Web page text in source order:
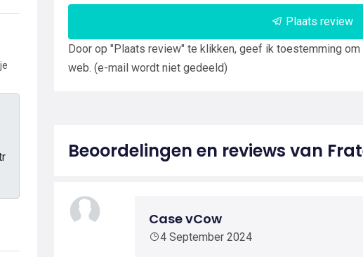
Plaats review
Door op "Plaats review" te klikken, geef ik toestemming
web. (e-mail wordt niet gedeeld)
Beoordelingen en reviews van
Case vCow
4 September 2024